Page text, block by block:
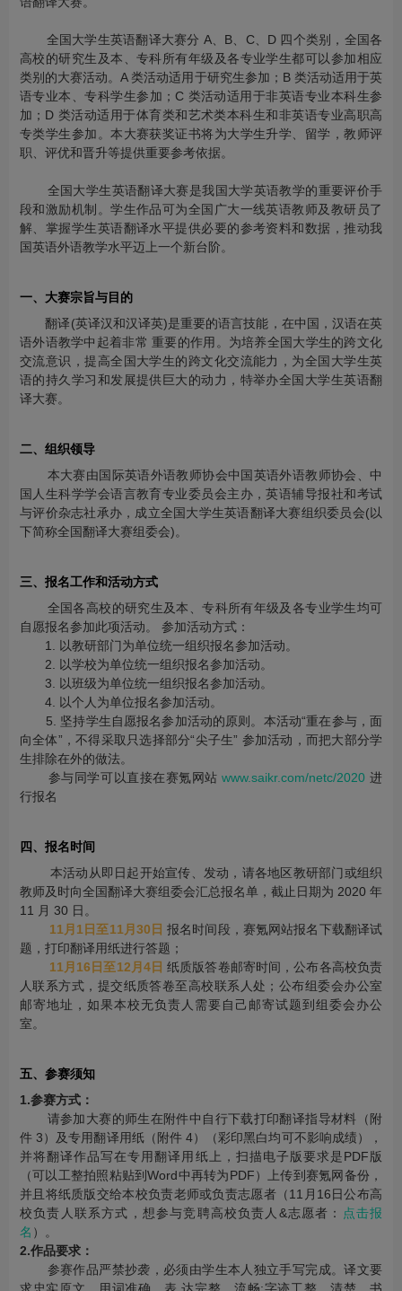
全国大学生英语翻译大赛分 A、B、C、D 四个类别，全国各
高校的研究生及本、专科所有年级及各专业学生都可以参加相应
类别的大赛活动。A 类活动适用于研究生参加；B 类活动适用于英
语专业本、专科学生参加；C 类活动适用于非英语专业本科生参
加；D 类活动适用于体育类和艺术类本科生和非英语专业高职高
专类学生参加。本大赛获奖证书将为大学生升学、留学，教师评
职、评优和晋升等提供重要参考依据。
全国大学生英语翻译大赛是我国大学英语教学的重要评价手
段和激励机制。学生作品可为全国广大一线英语教师及教研员了
解、掌握学生英语翻译水平提供必要的参考资料和数据，推动我
国英语外语教学水平迈上一个新台阶。
一、大赛宗旨与目的
翻译(英译汉和汉译英)是重要的语言技能，在中国，汉语在英
语外语教学中起着非常 重要的作用。为培养全国大学生的跨文化
交流意识，提高全国大学生的跨文化交流能力，为全国大学生英
语的持久学习和发展提供巨大的动力，特举办全国大学生英语翻
译大赛。
二、组织领导
本大赛由国际英语外语教师协会中国英语外语教师协会、中
国人生科学学会语言教育专业委员会主办，英语辅导报社和考试
与评价杂志社承办，成立全国大学生英语翻译大赛组织委员会(以
下简称全国翻译大赛组委会)。
三、报名工作和活动方式
全国各高校的研究生及本、专科所有年级及各专业学生均可
自愿报名参加此项活动。 参加活动方式：
1. 以教研部门为单位统一组织报名参加活动。
2. 以学校为单位统一组织报名参加活动。
3. 以班级为单位统一组织报名参加活动。
4. 以个人为单位报名参加活动。
5. 坚持学生自愿报名参加活动的原则。本活动“重在参与，面
向全体”，不得采取只选择部分“尖子生” 参加活动，而把大部分学
生排除在外的做法。
参与同学可以直接在赛氪网站www.saikr.com/netc/2020进
行报名
四、报名时间
本活动从即日起开始宣传、发动，请各地区教研部门或组织
教师及时向全国翻译大赛组委会汇总报名单，截止日期为 2020 年
11 月 30 日。
11月1日至11月30日 报名时间段，赛氪网站报名下载翻译试
题，打印翻译用纸进行答题；
11月16日至12月4日 纸质版答卷邮寄时间，公布各高校负责
人联系方式，提交纸质答卷至高校联系人处；公布组委会办公室
邮寄地址，如果本校无负责人需要自己邮寄试题到组委会办公
室。
五、参赛须知
1.参赛方式：
请参加大赛的师生在附件中自行下载打印翻译指导材料（附
件 3）及专用翻译用纸（附件 4）（彩印黑白均可不影响成绩），
并将翻译作品写在专用翻译用纸上，扫描电子版要求是PDF版
（可以工整拍照粘贴到Word中再转为PDF）上传到赛氪网备份，
并且将纸质版交给本校负责老师或负责志愿者（11月16日公布高
校负责人联系方式，想参与竞聘高校负责人&志愿者：
点击报
名 ）。
2.作品要求：
参赛作品严禁抄袭，必须由学生本人独立手写完成。译文要